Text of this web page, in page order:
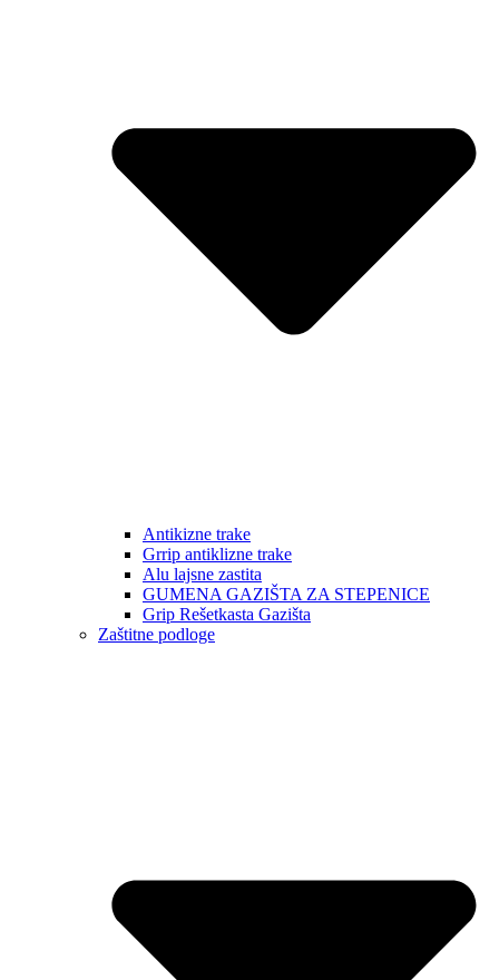
Antikizne trake
Grrip antiklizne trake
Alu lajsne zastita
GUMENA GAZIŠTA ZA STEPENICE
Grip Rešetkasta Gazišta
Zaštitne podloge